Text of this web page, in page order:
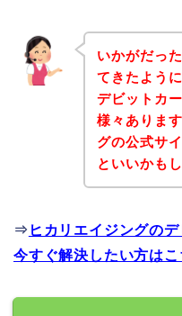
いかがだっ
てきたよう
デビットカ
様々ありま
グの公式サ
といいかも
⇒ ヒカリエイジングの
今すぐ解決したい方はこ